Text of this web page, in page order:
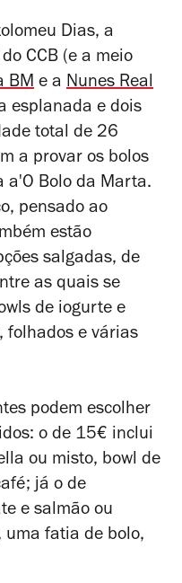
Dias, a
CCB (e a meio
BM e a Nunes Real
esplanada e dois
total de 26
a provar os bolos
a'O Bolo da Marta.
pensado ao
estão
salgadas, de
as quais se
de iogurte e
folhados e várias
podem escolher
o de 15€ inclui
ou misto, bowl de
já o de
e salmão ou
uma fatia de bolo,